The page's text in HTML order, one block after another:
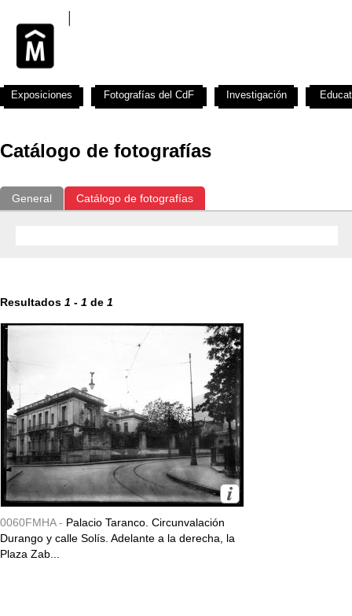
Catálogo de fotografías
General Catálogo de fotografías
Resultados 1 - 1 de 1
0060FMHA - Palacio Taranco. Circunvalación
Durango y calle Solís. Adelante a la derecha, la
Plaza Zab...
Exposiciones Fotografías del CdF Investigación